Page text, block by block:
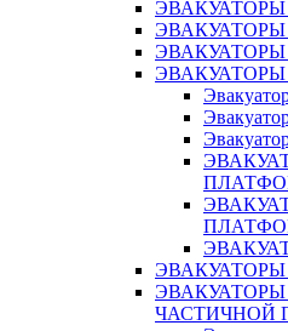
ЭВАКУАТОРЫ
ЭВАКУАТОРЫ
ЧАСТИЧНОЙ